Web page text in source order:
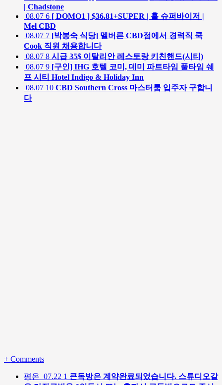
| Chadstone
08.07 6 [ DOMO1 ] $36.81+SUPER | 홀 슈퍼바이저 |
Mel CBD
08.07 7 [박봉숙 식당] 멜버른 CBD점에서 경력직 쿡
Cook 직원 채용합니다
08.07 8 시급 35$ 이탈리안 레스토랑 키친핸드(시티)
08.07 9 [구인] IHG 호텔 코미, 데미 파트타임 풀타임 쉐
프 시티 Hotel Indigo & Holiday Inn
08.07 10 CBD Southern Cross 마스터룸 입주자 구합니
다
+ Comments
평온 07.22 1 큰독방은 계약완료되었습니다. 스튜디오같